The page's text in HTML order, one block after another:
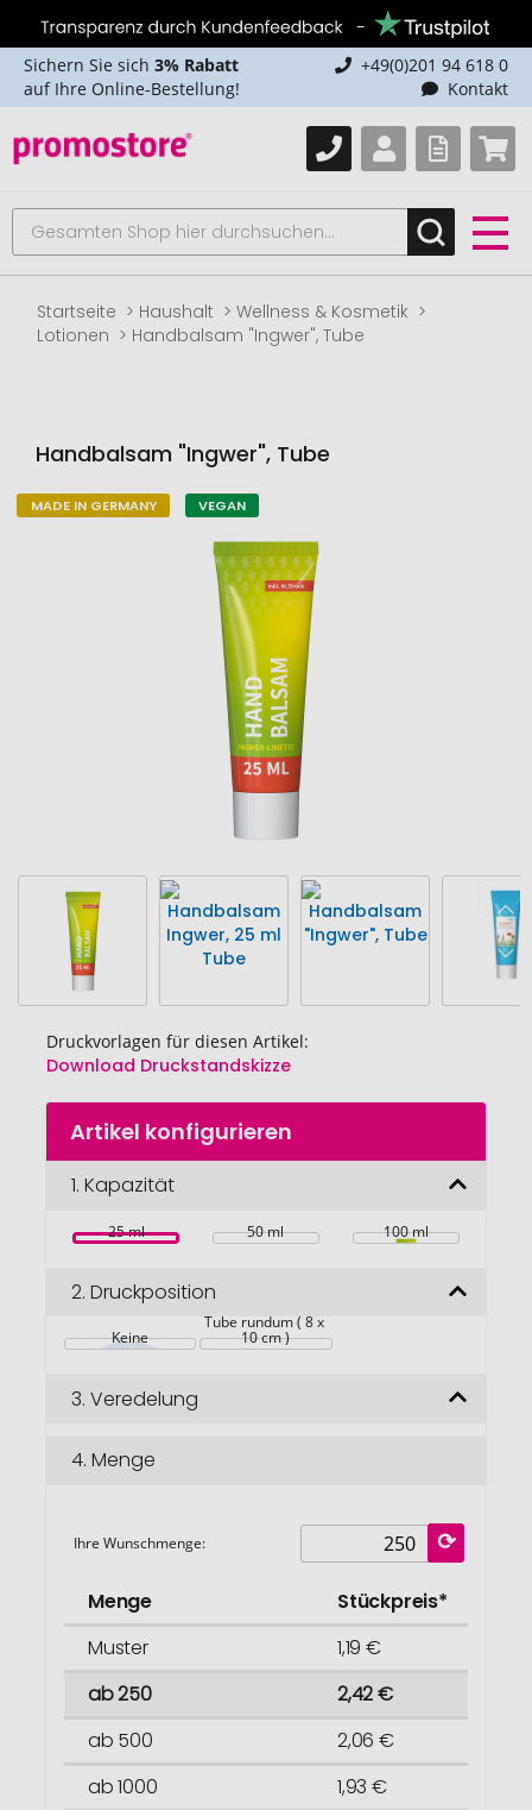
Sichern Sie sich 3% Rabatt
auf Ihre Online-Bestellung!
+49(0)201 94 618 0
Kontakt
Startseite Haushalt
Wellness & Kosmetik
Lotionen
Handbalsam "Ingwer", Tube
Handbalsam "Ingwer", Tube
Zum
Druckvorlagen für diesen Artikel:
Download Druckstandskizze
Zum
Anfang
Bildgalerie
MADE IN GERMANY VEGAN
Artikel konfigurieren
1. Kapazität
25 ml 50 ml 100 ml
2. Druckposition
Keine
Tube rundum ( 8 x
10 cm )
3. Veredelung
4. Menge
Ihre Wunschmenge:
Menge
Stückpreis*
Muster
1,19 €
ab 250
2,42 €
ab 500
2,06 €
ab 1000
1,93 €